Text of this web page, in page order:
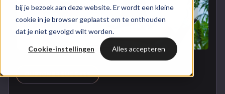
bij je bezoek aan deze website. Er wordt een kleine
cookie in je browser geplaatst om te onthouden
dat je niet gevolgd wilt worden.
Cookie-instellingen Alles accepteren
HubSpot automations
HubSpot integraties
Bright
WELKOM BIJ BRIGHT
Inspiratie
CUSTOMER SUCCESS